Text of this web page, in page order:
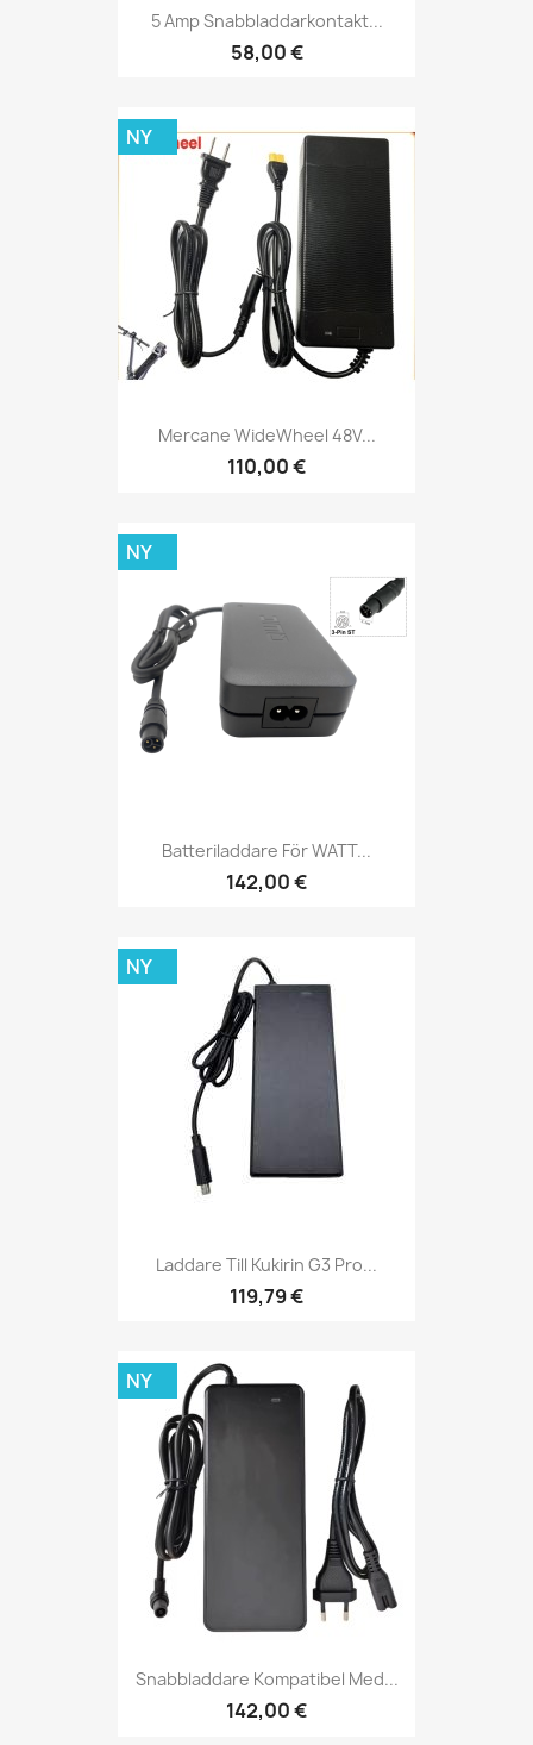
5 Amp Snabbladdarkontakt...
58,00 €
Mercane WideWheel 48V...
110,00 €
NY
Batteriladdare För WATT...
142,00 €
NY
Laddare Till Kukirin G3 Pro...
119,79 €
NY
Snabbladdare Kompatibel Med...
142,00 €
NY